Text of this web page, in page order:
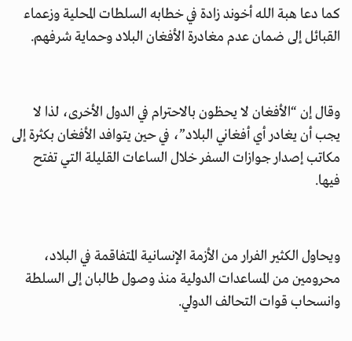
كما دعا هبة الله أخوند زادة في خطابه السلطات المحلية وزعماء
القبائل إلى ضمان عدم مغادرة الأفغان البلاد وحماية شرفهم.
وقال إن “الأفغان لا يحظون بالاحترام في الدول الأخرى، لذا لا
يجب أن يغادر أي أفغاني البلاد”، في حين يتوافد الأفغان بكثرة إلى
مكاتب إصدار جوازات السفر خلال الساعات القليلة التي تفتح
فيها.
ويحاول الكثير الفرار من الأزمة الإنسانية المتفاقمة في البلاد،
محرومين من المساعدات الدولية منذ وصول طالبان إلى السلطة
وانسحاب قوات التحالف الدولي.